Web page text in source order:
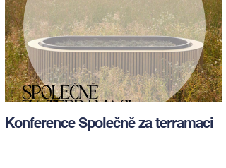
Konference Společně za terramaci